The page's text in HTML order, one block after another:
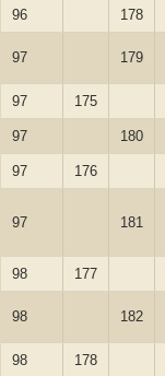
96 178
97 179
97 175
97 180
97 176
97 181
98 177
98 182
98 178